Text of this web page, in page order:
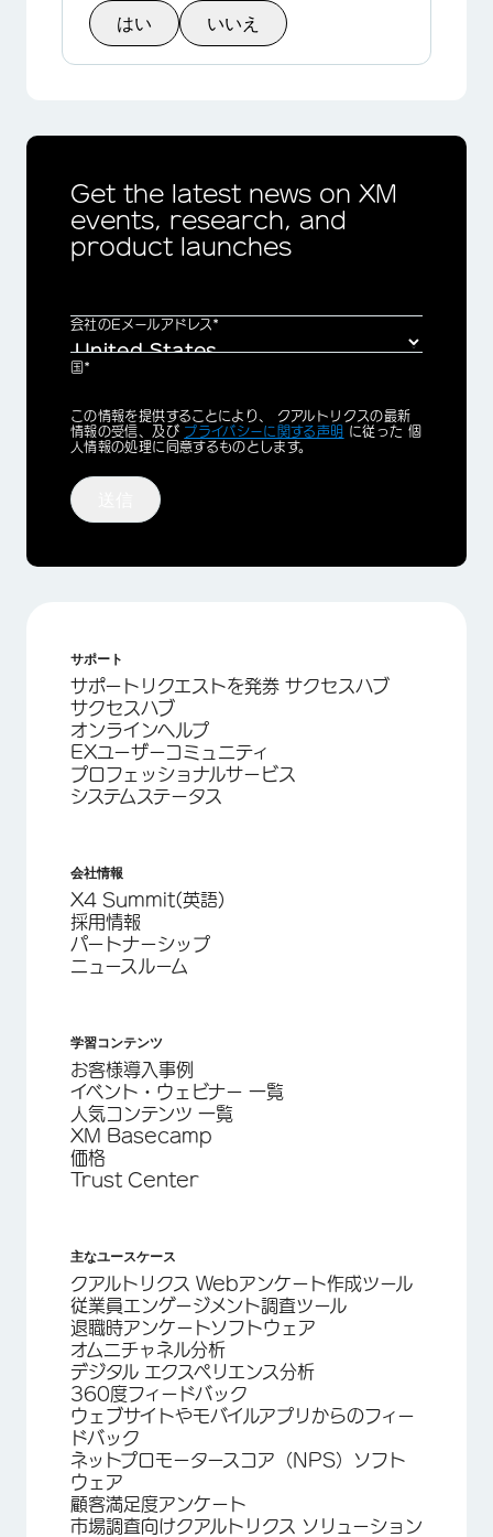
はい いいえ
Get the latest news on XM
events, research, and
product launches
会社のEメールアドレス*
国*
Privacy
Optin
この情報を提供することにより、 クアルトリクスの最新
情報の受信、及び プライバシーに関する声明 に従った 個
人情報の処理に同意するものとします。
サポート
サポートリクエストを発券 サクセスハブ
サクセスハブ
オンラインヘルプ
EXユーザーコミュニティ
プロフェッショナルサービス
システムステータス
会社情報
X4 Summit(英語)
採用情報
パートナーシップ
ニュースルーム
学習コンテンツ
お客様導入事例
イベント・ウェビナー 一覧
人気コンテンツ 一覧
XM Basecamp
価格
Trust Center
主なユースケース
クアルトリクス Webアンケート作成ツール
従業員エンゲージメント調査ツール
退職時アンケートソフトウェア
オムニチャネル分析
デジタル エクスペリエンス分析
360度フィードバック
ウェブサイトやモバイルアプリからのフィー
ドバック
ネットプロモータースコア（NPS）ソフト
ウェア
顧客満足度アンケート
市場調査向けクアルトリクス ソリューション